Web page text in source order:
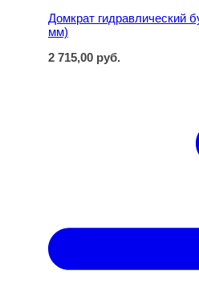
Домкрат гидравлический
мм)
2 715,00 руб.